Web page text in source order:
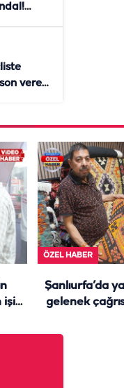
veren
işin
ÖZEL HABER
Şanlıurfa’da
gelenek